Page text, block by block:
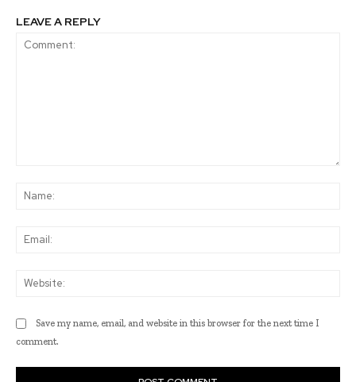
LEAVE A REPLY
Save my name, email, and website in this browser for the next time I
comment.